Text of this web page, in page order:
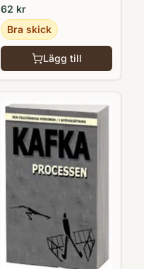
62 kr
Bra skick
Lägg till